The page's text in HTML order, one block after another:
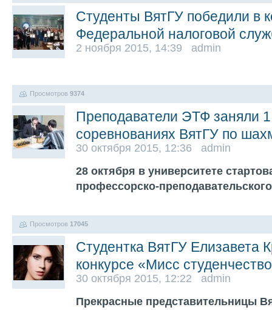
Студенты ВятГУ победили в
Федеральной налоговой
2 ноября 2015, 14:39 admin
Просмотров 9374
Преподаватели ЭТФ заняли
соревнованиях ВятГУ по
30 октября 2015, 12:36 admin
28 октября в университете
профессорско-
Просмотров 17045
Студентка ВятГУ Елизавета
конкурсе «Мисс
30 октября 2015, 12:22 admin
Прекрасные представительницы